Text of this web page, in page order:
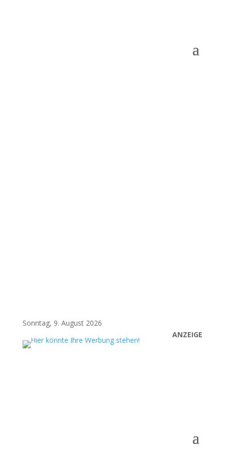
Sonntag, 9. August 2026
ANZEIGE